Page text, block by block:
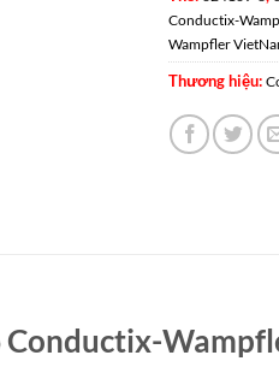
Conductix-
Wampfler
Thương hiệu:
Conductix-